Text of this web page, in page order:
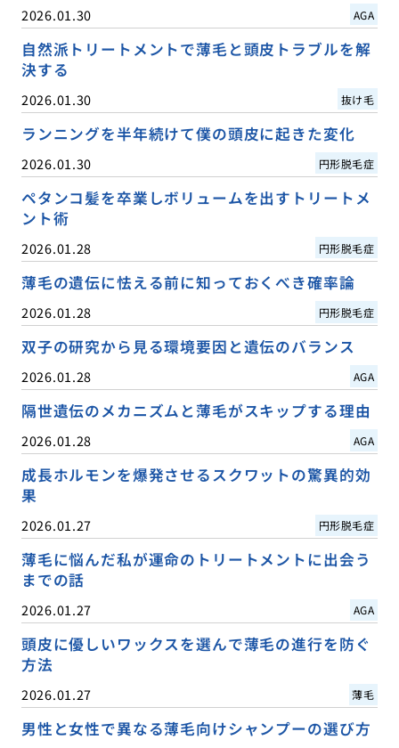
2026.01.30 AGA
自然派トリートメントで薄毛と頭皮トラブルを解
決する
2026.01.30 抜け毛
ランニングを半年続けて僕の頭皮に起きた変化
2026.01.30 円形脱毛症
ペタンコ髪を卒業しボリュームを出すトリートメ
ント術
2026.01.28 円形脱毛症
薄毛の遺伝に怯える前に知っておくべき確率論
2026.01.28 円形脱毛症
双子の研究から見る環境要因と遺伝のバランス
2026.01.28 AGA
隔世遺伝のメカニズムと薄毛がスキップする理由
2026.01.28 AGA
成長ホルモンを爆発させるスクワットの驚異的効
果
2026.01.27 円形脱毛症
薄毛に悩んだ私が運命のトリートメントに出会う
までの話
2026.01.27 AGA
頭皮に優しいワックスを選んで薄毛の進行を防ぐ
方法
2026.01.27 薄毛
男性と女性で異なる薄毛向けシャンプーの選び方